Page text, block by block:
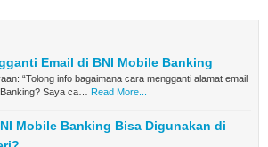
Email di BNI Mobile Banking
“Tolong info bagaimana cara mengganti alamat email
Saya ca…
Read More...
Mobile Banking Bisa Digunakan di